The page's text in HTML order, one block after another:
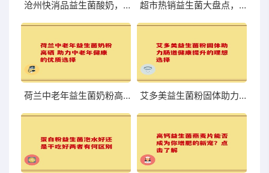
沧州快消品益生菌酸奶，口感与营养到底够不够尝鲜？ 超市热销益生菌大盘点，哪些值得你关注和尝试？
荷兰中老年益生菌奶粉高硒 助力中老年健康的优质选择 艾多美益生菌粉固体助力肠道健康提升的理想选择